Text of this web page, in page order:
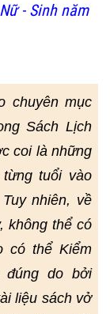
- Sinh năm
chuyên mục
Sách Lịch
coi là những
tuổi vào
nhiên, về
không thể có
có thể Kiểm
đúng do bởi
liệu sách vở